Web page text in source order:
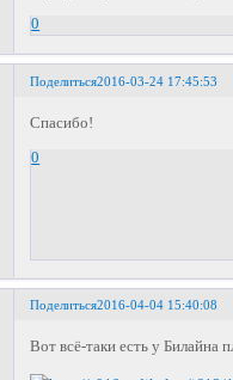
0
Поделиться2016-03-24 17:45:53
Спасибо!
0
Поделиться2016-04-04 15:40:08
Вот всё-таки есть у